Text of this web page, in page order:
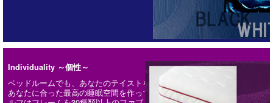
Individuality ～個性～
ベッドルームでも、あなたのテイストを自由に表現したくありませんか？
あなたに合った最高の睡眠空間を作ってください。